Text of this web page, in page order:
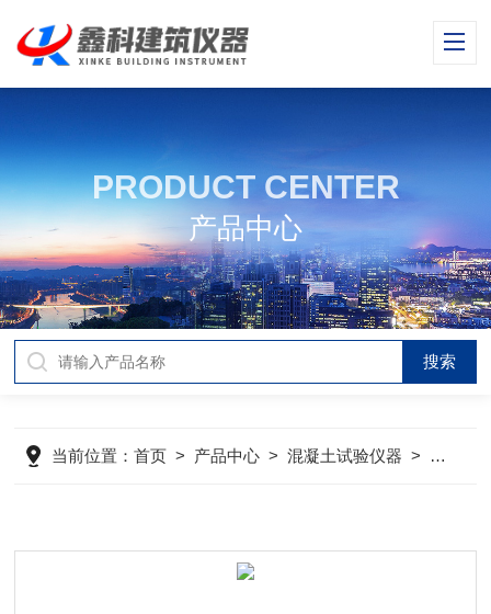
PRODUCT CENTER
产品中心
当前位置：首页 > 产品中心 >混凝土试验仪器 > 混凝土